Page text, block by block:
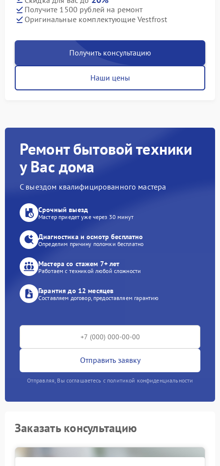
Получите 1500 рублей на ремонт
Оригинальные комплектующие Vestfrost
Получить консультацию
Наши цены
Ремонт бытовой техники
у Вас дома
С выездом квалифицированного мастера
Срочный выезд
Мастер приедет уже через 30 минут
Диагностика и осмотр бесплатно
Определим причину поломки бесплатно
Мастера со стажем 7+ лет
Работаем с техникой любой сложности
Гарантия до 12 месяцев
Составляем договор, предоставляем гарантию
Отправить заявку
Отправляя, Вы соглашаетесь с политикой конфиденциальности
Заказать консультацию